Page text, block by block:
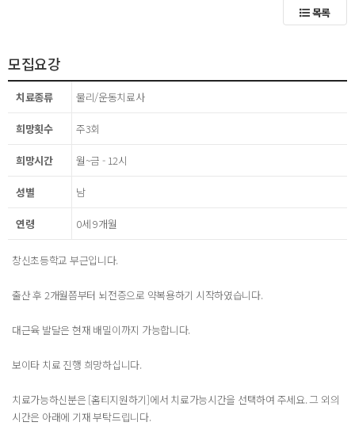
목록
모집요강
치료종류 물리/운동치료사
희망횟수 주3회
희망시간 월~금 - 12시
성별 남
연령 0세 9개월
창신초등학교 부근입니다.
출산 후 2개월쯤부터 뇌전증으로 약복용하기 시작하였습니다.
대근육 발달은 현재 배밀이까지 가능합니다.
보이타 치료 진행 희망하십니다.
치료가능하신분은 [홈티지원하기]에서 치료가능시간을 선택하여 주세요. 그 외의
시간은 아래에 기재 부탁드립니다.